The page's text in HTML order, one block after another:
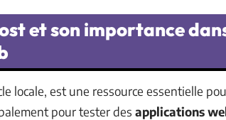
et son importance
locale, est une ressource essentielle
pour tester des applications